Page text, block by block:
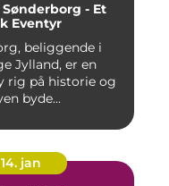
- Et
Eventyr
beliggende i
Jylland, er en
rig på historie og
byde...
14. jan